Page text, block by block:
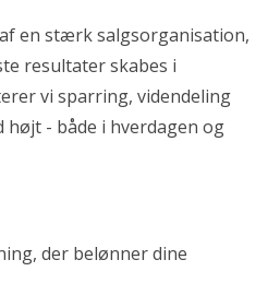
en stærk salgsorganisation,
resultater skabes i
vi sparring, videndeling
- både i hverdagen og
der belønner dine